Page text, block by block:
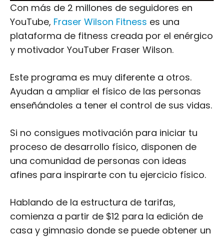
Con más de 2 millones de seguidores en
YouTube, Fraser Wilson Fitness es una
plataforma de fitness creada por el enérgico
y motivador YouTuber Fraser Wilson.
Este programa es muy diferente a otros.
Ayudan a ampliar el físico de las personas
enseñándoles a tener el control de sus vidas.
Si no consigues motivación para iniciar tu
proceso de desarrollo físico, disponen de
una comunidad de personas con ideas
afines para inspirarte con tu ejercicio físico.
Hablando de la estructura de tarifas,
comienza a partir de $12 para la edición de
casa y gimnasio donde se puede obtener un